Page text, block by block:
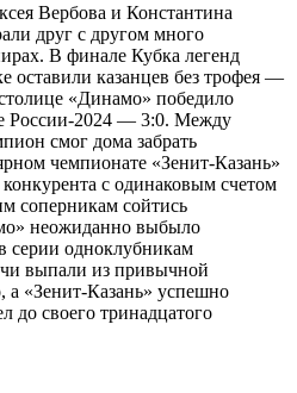
Вербова и Константина
друг с другом много
В финале Кубка легенд
оставили казанцев без трофея —
«Динамо» победило
России-2024 — 3:0. Между
смог дома забрать
чемпионате «Зенит-Казань»
с одинаковым счетом
соперникам сойтись
неожиданно выбыло
серии одноклубникам
выпали из привычной
а «Зенит-Казань» успешно
до своего тринадцатого